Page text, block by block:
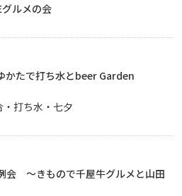
ルメの会
たで打ち水とbeer Garden
打ち水・七夕
～きもので千屋牛グルメと山田